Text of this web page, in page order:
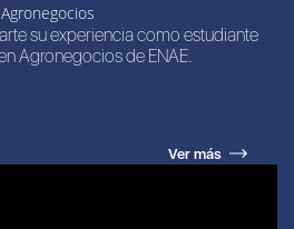
su experiencia como estudiante
Agronegocios de ENAE.
Ver más